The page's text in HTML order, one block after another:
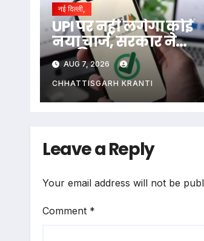
नई दिल्ली,
UPI पर नहीं लगेगा कोई
नया चार्ज, सरकार ने
कर दिया साफ
AUG 7, 2026
CHHATTISGARH KRANTI
Leave a Reply
Your email address will not be
Comment *